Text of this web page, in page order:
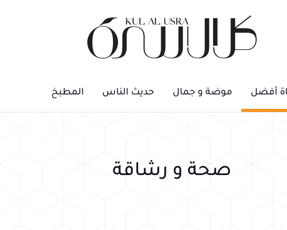
أفضل موضة و جمال حديث الناس المطبخ
صحة و رشاقة